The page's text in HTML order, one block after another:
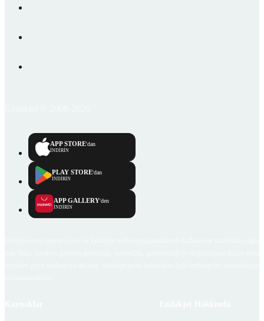
APP STORE'dan
İNDİRİN
PLAY STORE'dan
İNDİRİN
APP GALLERY'den
İNDİRİN